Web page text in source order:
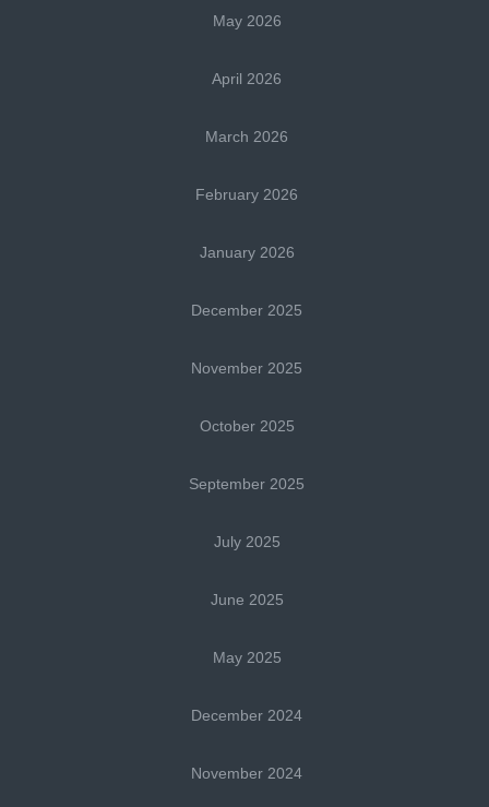
May 2026
April 2026
March 2026
February 2026
January 2026
December 2025
November 2025
October 2025
September 2025
July 2025
June 2025
May 2025
December 2024
November 2024